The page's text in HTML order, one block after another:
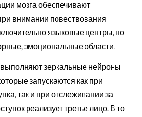
мозга обеспечивают
внимании повествования
языковые центры, но
эмоциональные области.
зеркальные нейроны
запускаются как при
так и при отслеживании за
реализует третье лицо. В то